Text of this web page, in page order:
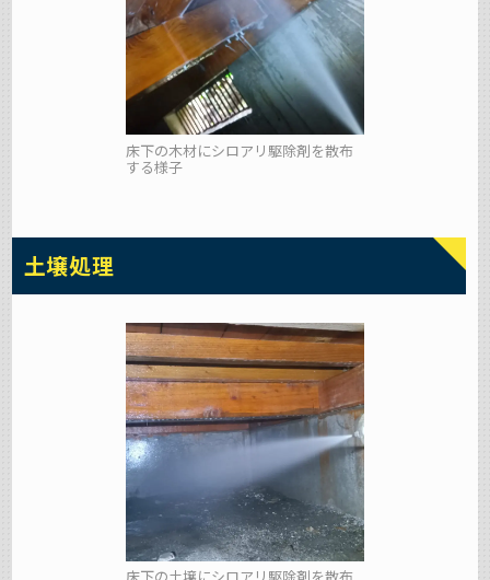
床下の木材にシロアリ駆除剤を散布
する様子
土壌処理